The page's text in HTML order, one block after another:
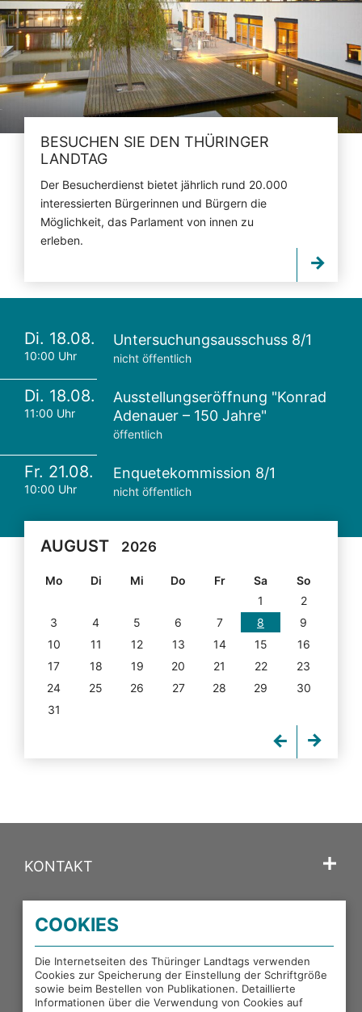
BESUCHEN SIE DEN THÜRINGER
LANDTAG
Der Besucherdienst bietet jährlich rund 20.000
interessierten Bürgerinnen und Bürgern die
Möglichkeit, das Parlament von innen zu
erleben.
Di. 18.08.
10:00 Uhr
Untersuchungsausschuss 8/1
nicht öffentlich
Di. 18.08.
11:00 Uhr
Ausstellungseröffnung "Konrad
Adenauer – 150 Jahre"
öffentlich
Fr. 21.08.
10:00 Uhr
Enquetekommission 8/1
nicht öffentlich
AUGUST 2026
Mo Di Mi Do Fr Sa
So
1
2
3
4 5 6 7 8
9
10
11 12 13 14 15
16
17
18 19 20 21 22
23
24
25 26 27 28 29
30
31
KONTAKT
PORTALE DES THÜRINGER LANDTAGS
EXTERNE LINKS
COOKIES
Die Internetseiten des Thüringer Landtags verwenden
Cookies zur Speicherung der Einstellung der Schriftgröße
sowie beim Bestellen von Publikationen. Detaillierte
Informationen über die Verwendung von Cookies auf